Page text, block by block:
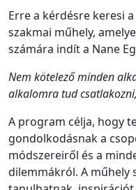
Erre a kérdésre keresi
szakmai műhely,
számára indít a Nane
Nem kötelező minden
alkalomra tud
A program célja, hogy
gondolkodásnak a
módszereiről és a
dilemmákról. A műhely